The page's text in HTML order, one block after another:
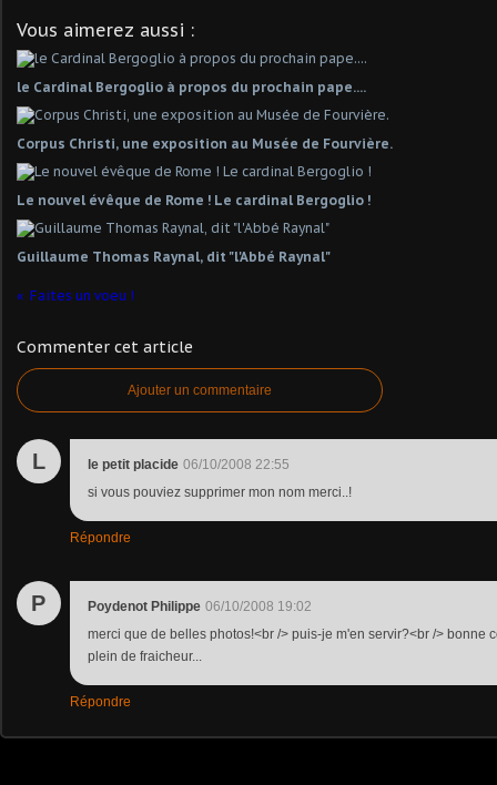
Vous aimerez aussi :
le Cardinal Bergoglio à propos du prochain pape....
Corpus Christi, une exposition au Musée de Fourvière.
Le nouvel évêque de Rome ! Le cardinal Bergoglio !
Guillaume Thomas Raynal, dit "l'Abbé Raynal"
Faites un voeu !
Commenter cet article
Ajouter un commentaire
L le petit placide 06/10/2008 22:55
si vous pouviez supprimer mon nom merci..!
Répondre
P Poydenot Philippe 06/10/2008 19:02
merci que de belles photos!<br /> puis-je m'en servir?<br /> bonne
plein de fraicheur...
Répondre